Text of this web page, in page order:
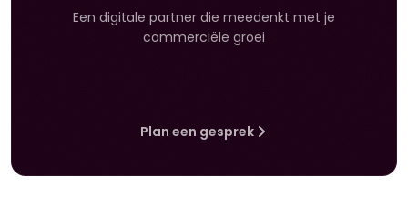
Een digitale partner die meedenkt met je
commerciële groei
Plan een gesprek